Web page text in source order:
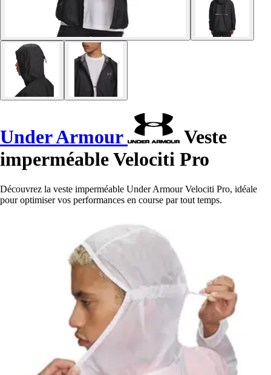
Under Armour
Veste
imperméable Velociti Pro
Découvrez la veste imperméable Under Armour Velociti Pro, idéale
pour optimiser vos performances en course par tout temps.